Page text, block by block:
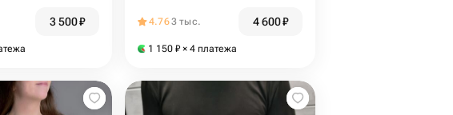
3 500₽ 4.763 тыс. 4 600₽
1 150 ₽ × 4 платежа